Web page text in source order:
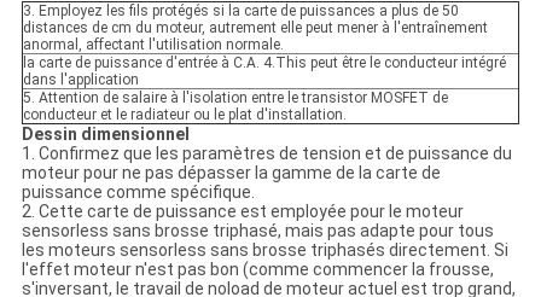
3. Employez les fils protégés si la carte de puissances a plus de 50
distances de cm du moteur, autrement elle peut mener à l'entraînement
anormal, affectant l'utilisation normale.
la carte de puissance d'entrée à C.A. 4.This peut être le conducteur intégré
dans l'application
5. Attention de salaire à l'isolation entre le transistor MOSFET de
conducteur et le radiateur ou le plat d'installation.
Dessin dimensionnel
1. Confirmez que les paramètres de tension et de puissance du
moteur pour ne pas dépasser la gamme de la carte de
puissance comme spécifique.
2. Cette carte de puissance est employée pour le moteur
sensorless sans brosse triphasé, mais pas adapte pour tous
les moteurs sensorless sans brosse triphasés directement. Si
l'effet moteur n'est pas bon (comme commencer la frousse,
s'inversant, le travail de noload de moteur actuel est trop grand,